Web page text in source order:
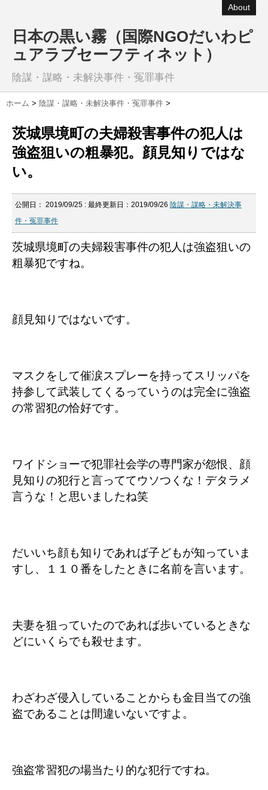
About
日本の黒い霧（国際NGOだいわピ
ュアラブセーフティネット）
陰謀・謀略・未解決事件・冤罪事件
ホーム > 陰謀・謀略・未解決事件・冤罪事件 >
茨城県境町の夫婦殺害事件の犯人は
強盗狙いの粗暴犯。顔見知りではな
い。
公開日： 2019/09/25 : 最終更新日：2019/09/26 陰謀・謀略・未解決事
件・冤罪事件
茨城県境町の夫婦殺害事件の犯人は強盗狙いの
粗暴犯ですね。
顔見知りではないです。
マスクをして催涙スプレーを持ってスリッパを
持参して武装してくるっていうのは完全に強盗
の常習犯の恰好です。
ワイドショーで犯罪社会学の専門家が怨恨、顔
見知りの犯行と言っててウソつくな！デタラメ
言うな！と思いましたね笑
だいいち顔も知りであれば子どもが知っていま
すし、１１０番をしたときに名前を言います。
夫妻を狙っていたのであれば歩いているときな
どにいくらでも殺せます。
わざわざ侵入していることからも金目当ての強
盗であることは間違いないですよ。
強盗常習犯の場当たり的な犯行ですね。